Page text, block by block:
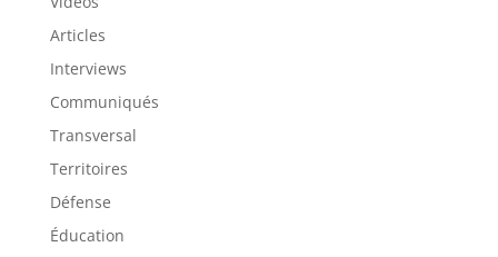
Articles
Interviews
Communiqués
Transversal
Territoires
Défense
Éducation